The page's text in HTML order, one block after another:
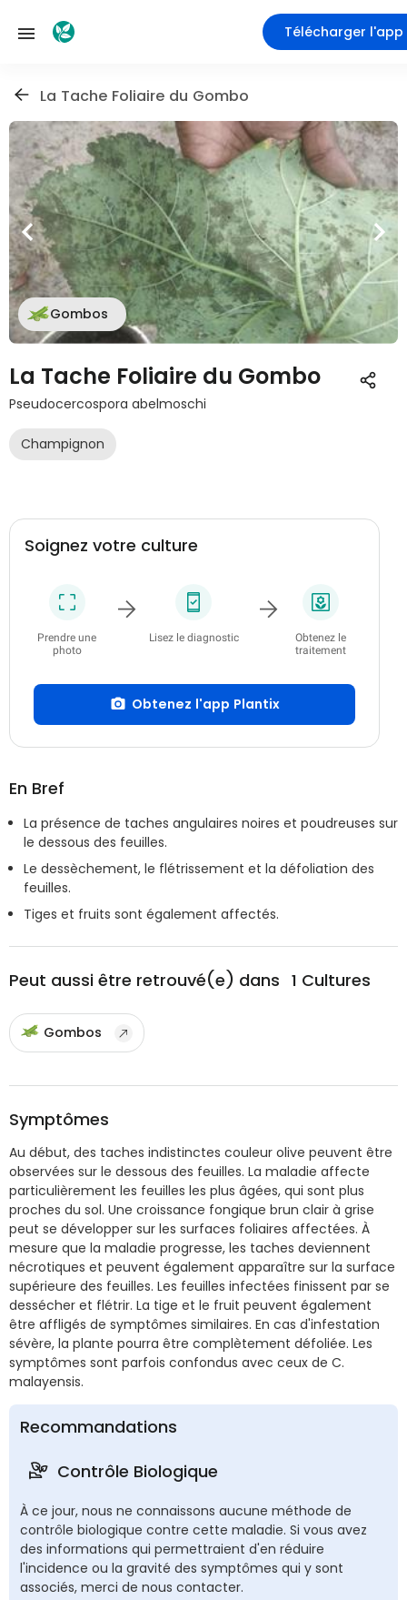
Télécharger l'app
La Tache Foliaire du Gombo
Gombos
La Tache Foliaire du Gombo
Pseudocercospora abelmoschi
Champignon
Soignez votre culture
Prendre une
photo
Lisez le diagnostic
Obtenez le
traitement
Obtenez l'app Plantix
En Bref
La présence de taches angulaires noires et poudreuses sur
le dessous des feuilles.
Le dessèchement, le flétrissement et la défoliation des
feuilles.
Tiges et fruits sont également affectés.
Peut aussi être retrouvé(e) dans 1 Cultures
Gombos
Symptômes
Au début, des taches indistinctes couleur olive peuvent être
observées sur le dessous des feuilles. La maladie affecte
particulièrement les feuilles les plus âgées, qui sont plus
proches du sol. Une croissance fongique brun clair à grise
peut se développer sur les surfaces foliaires affectées. À
mesure que la maladie progresse, les taches deviennent
nécrotiques et peuvent également apparaître sur la surface
supérieure des feuilles. Les feuilles infectées finissent par se
dessécher et flétrir. La tige et le fruit peuvent également
être affligés de symptômes similaires. En cas d'infestation
sévère, la plante pourra être complètement défoliée. Les
symptômes sont parfois confondus avec ceux de C.
malayensis.
Recommandations
Contrôle Biologique
À ce jour, nous ne connaissons aucune méthode de
contrôle biologique contre cette maladie. Si vous avez
des informations qui permettraient d'en réduire
l'incidence ou la gravité des symptômes qui y sont
associés, merci de nous contacter.